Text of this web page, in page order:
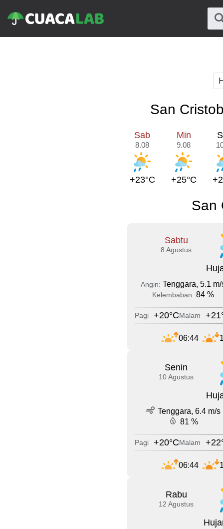
San
Sab
8.08
+23°C
Min
9.08
+25°C
San
Sabtu
8 Agustus
Angin: Tenggara, 5.1 m/
Kelembaban: 84 %
Pagi +20°CMalam
06:44
Senin
10 Agustus
Tenggara, 6.4 m/s
81 %
Pagi +20°CMalam
06:44
Rabu
12 Agustus